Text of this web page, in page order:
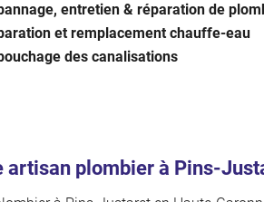
entretien & réparation de
et remplacement chauffe-eau
des canalisations
artisan plombier à Pins-